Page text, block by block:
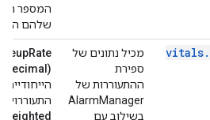
המספר
שלהם היו
vitals.
מכיל נתונים של
ספירת
ההתעוררות של
AlarmManager
בשילוב עם